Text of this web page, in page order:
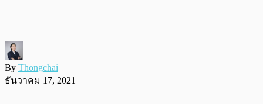
By Thongchai
ธันวาคม 17, 2021